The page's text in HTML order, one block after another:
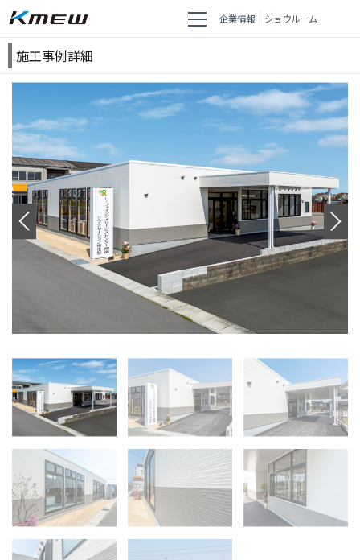
企業情報 ショウルーム
施工事例詳細